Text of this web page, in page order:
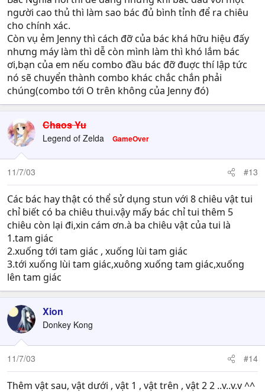
người cao thủ thì làm sao bác đủ bình tỉnh để ra chiêu
cho chính xác.
Còn vụ ẻm Jenny thì cách đỡ của bác khá hữu hiệu đấy
nhưng máy làm thì dễ còn mình làm thì khó lắm bác
ơi,bạn của em nếu combo đầu bác đỡ đuợc thí lập tức
nó sẽ chuyển thành combo khác chắc chắn phải
chúng(combo tới O trên không của Jenny đó)
Chaos Yu
Legend of Zelda GameOver
11/7/03 #13
Các bác hay thật có thể sử dụng stun với 8 chiêu vật tui
chỉ biết có ba chiêu thui.vậy mấy bác chỉ tui thêm 5
chiêu còn lại đi,xin cám ơn.à ba chiêu vật của tui là
1.tam giác
2.xuống tới tam giác , xuống lùi tam giác
3.tới xuống lùi tam giác,xuông xuống tam giác,xuống
lên tam giác
Xion
Donkey Kong
11/7/03 #14
Thêm vật sau, vật dưới , vật 1 , vật trên , vật 2 2 ..v..v.v ^^